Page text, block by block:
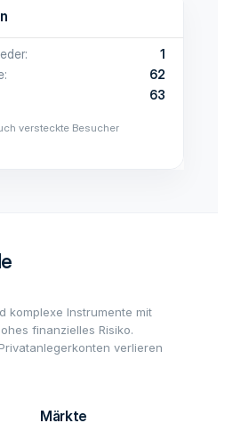
1
62
63
versteckte Besucher
komplexe Instrumente mit
finanzielles Risiko.
verlieren
Märkte